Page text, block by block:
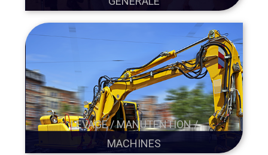
LEVAGE / MANUTENTION /
MACHINES